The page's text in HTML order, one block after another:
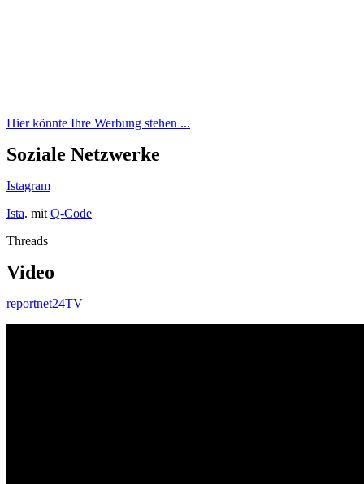
Hier könnte Ihre Werbung stehen ...
Soziale Netzwerke
Istagram
Ista. mit Q-Code
Threads
Video
reportnet24TV